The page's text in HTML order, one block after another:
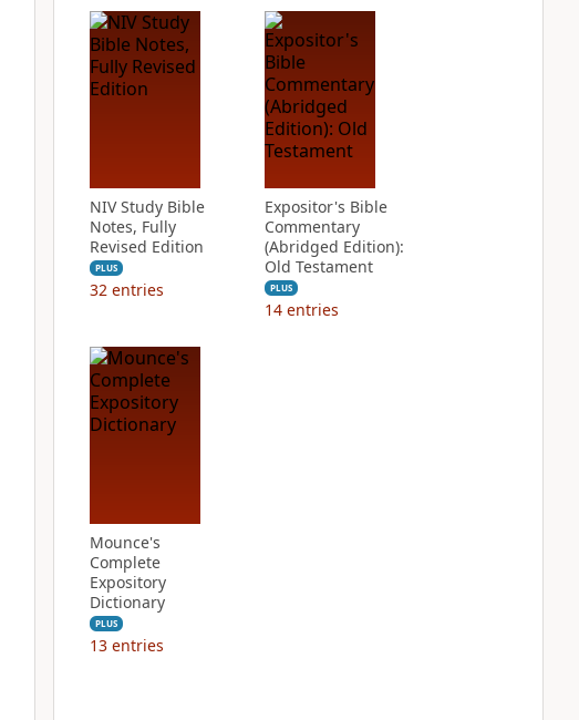
NIV Study Bible
Notes, Fully
Revised Edition
PLUS
32 entries
Expositor's Bible
Commentary
(Abridged Edition):
Old Testament
PLUS
14 entries
Mounce's
Complete
Expository
Dictionary
PLUS
13 entries